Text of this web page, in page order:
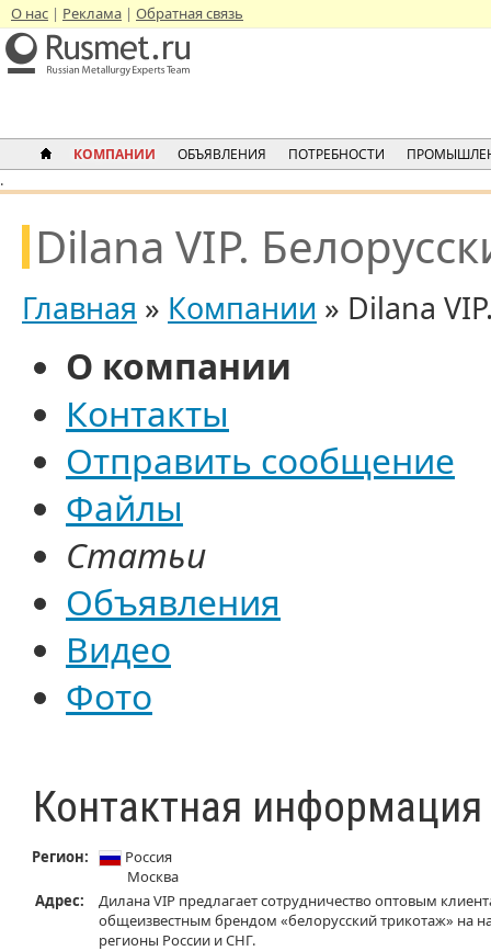
О нас Реклама Обратная связь
КОМПАНИИ ОБЪЯВЛЕНИЯ ПОТРЕБНОСТИ
.
Dilana VIP.
Главная » Компании » Dilana
О компании
Контакты
Отправить сообщение
Файлы
Статьи
Объявления
Видео
Фото
Контактная информация
Регион:
Россия
Москва
Адрес:
Дилана VIP предлагает сотрудничество оптовым
общеизвестным брендом «белорусский трикотаж» на
регионы России и СНГ.